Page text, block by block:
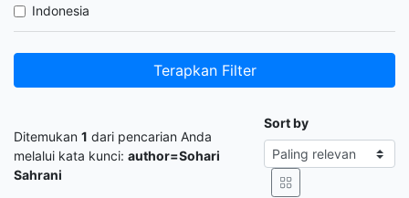
Indonesia
Terapkan Filter
Ditemukan 1 dari pencarian Anda
melalui kata kunci: author=Sohari
Sahrani
Sort by